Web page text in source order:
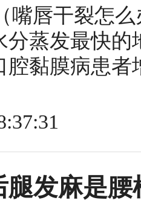
嘴唇干裂怎
分蒸发最快
腔黏膜病患
腿发麻是